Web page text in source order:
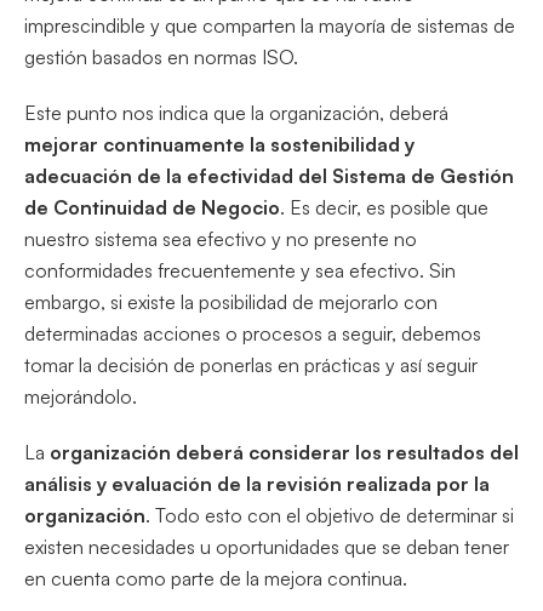
imprescindible y que comparten la mayoría de sistemas de
gestión basados en normas ISO.
Este punto nos indica que la organización, deberá
mejorar continuamente la sostenibilidad y
adecuación de la efectividad del Sistema de Gestión
de Continuidad de Negocio. Es decir, es posible que
nuestro sistema sea efectivo y no presente no
conformidades frecuentemente y sea efectivo. Sin
embargo, si existe la posibilidad de mejorarlo con
determinadas acciones o procesos a seguir, debemos
tomar la decisión de ponerlas en prácticas y así seguir
mejorándolo.
La organización deberá considerar los resultados del
análisis y evaluación de la revisión realizada por la
organización. Todo esto con el objetivo de determinar si
existen necesidades u oportunidades que se deban tener
en cuenta como parte de la mejora continua.